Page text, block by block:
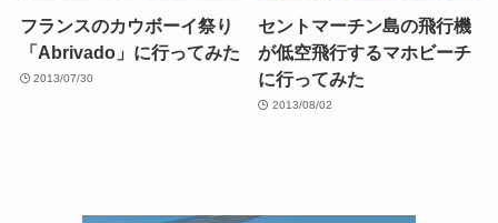
フランスのカウボーイ祭り
「Abrivado」に行ってみた
2013/07/30
セントマーチン島の飛行機
が低空飛行するマホビーチ
に行ってみた
2013/08/02